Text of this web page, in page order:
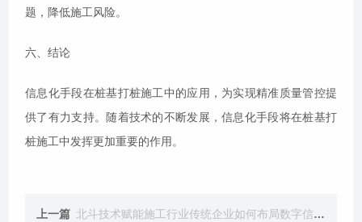
题，降低施工风险。
六、结论
信息化手段在桩基打桩施工中的应用，为实现精准质量管控提
供了有力支持。随着技术的不断发展，信息化手段将在桩基打
桩施工中发挥更加重要的作用。
上一篇 北斗技术赋能施工行业传统企业如何布局数字信息化赛道